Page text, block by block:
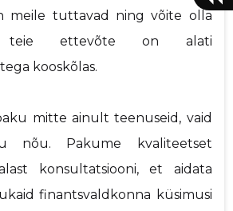
meile tuttavad ning võite olla
teie ettevõte on alati
kooskõlas.
mitte ainult teenuseid, vaid
nõu. Pakume kvaliteetset
konsultatsiooni, et aidata
finantsvaldkonna küsimusi